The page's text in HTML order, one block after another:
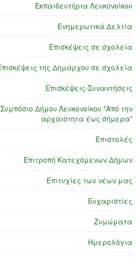
Εκπαιδευτήρια Λευκονοίκου
Ενημερωτικά Δελτία
Επισκέψεις σε σχολεία
της Δημάρχου σε σχολεία
Επισκέψεις-Συναντήσεις
Δήμου Λευκονοίκου "Από την
αρχαιότητα έως σήμερα"
Επιστολές
Επιτροπή Κατεχόμενων Δήμων
Επιτυχίες των νέων μας
Ευχαριστίες
Ζυμώματα
Ημερολόγια